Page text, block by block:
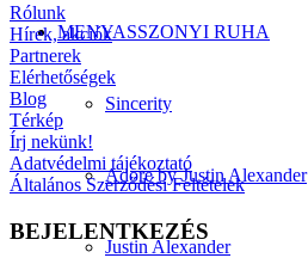
MENYASSZONYI RUHA
Sincerity
Adore by Justin Alexander
Justin Alexander
Rólunk
Hírek, akciók
Partnerek
Elérhetőségek
Blog
Térkép
Írj nekünk!
Adatvédelmi tájékoztató
Általános Szerződési Feltételek
BEJELENTKEZÉS